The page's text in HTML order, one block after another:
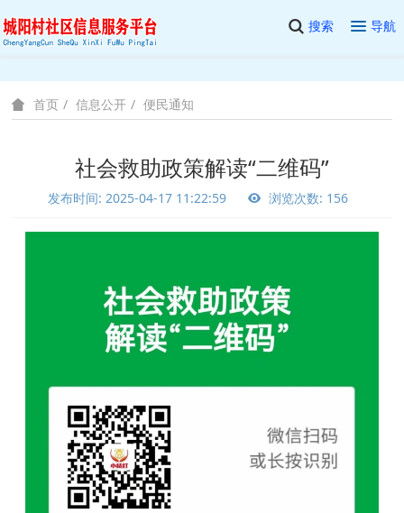
搜索 导航
首页 信息公开 便民通知
社会救助政策解读“二维码”
发布时间: 2025-04-17 11:22:59 浏览次数: 156